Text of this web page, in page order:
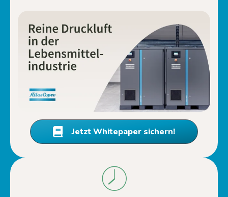
Jetzt Whitepaper sichern!